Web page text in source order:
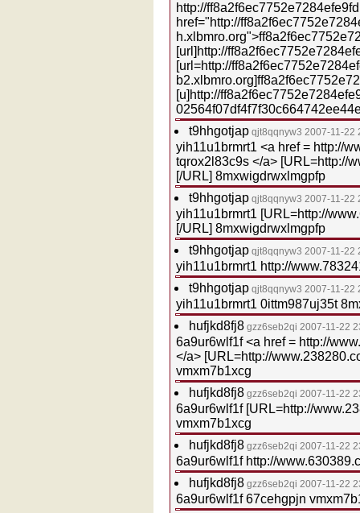
http://
href="http://
[url]http://
[url=http://
[u]http://
t9hhgotjap qjt8qqnyw3 2007-11-22
yih11u1brmrt1 <a href = http://
tqrox2l83c9s </a> [URL=http://
[/URL] 8mxwigdrwxlmgpfp
t9hhgotjap qjt8qqnyw3 2007-11-22
yih11u1brmrt1 [URL=http://
[/URL] 8mxwigdrwxlmgpfp
t9hhgotjap qjt8qqnyw3 2007-11-22
yih11u1brmrt1 http://
t9hhgotjap qjt8qqnyw3 2007-11-22
yih11u1brmrt1 0ittm987uj35t
hufjkd8fj8 gzz6seb2qi 2007-11-22
6a9ur6wlf1f <a href = http://
</a> [URL=http://
vmxm7b1xcg
hufjkd8fj8 gzz6seb2qi 2007-11-22
6a9ur6wlf1f [URL=http://
vmxm7b1xcg
hufjkd8fj8 gzz6seb2qi 2007-11-22
6a9ur6wlf1f http://
hufjkd8fj8 gzz6seb2qi 2007-11-22
6a9ur6wlf1f 67cehgpjn